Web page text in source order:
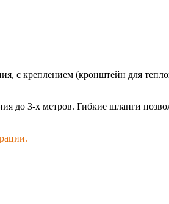
с креплением (кронштейн для
3-х метров. Гибкие шланги